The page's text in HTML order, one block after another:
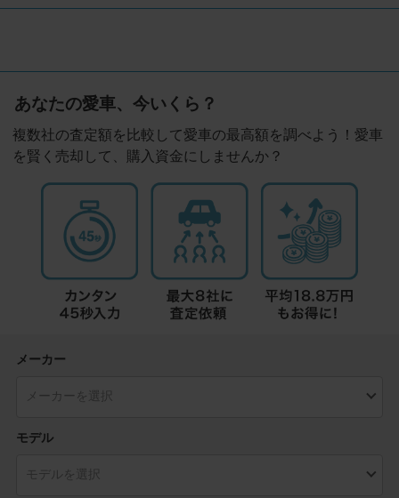
あなたの愛車、今いくら？
複数社の査定額を比較して愛車の最高額を調べよう！愛車
を賢く売却して、購入資金にしませんか？
メーカー
モデル